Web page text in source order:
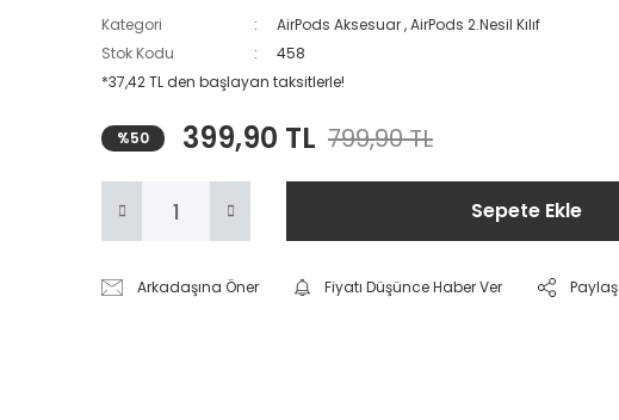
Kategori AirPods Aksesuar,AirPods 2.Nesil Kılıf
Stok Kodu
458
*37,42 TL den başlayan taksitlerle!
%50 399,90 TL 799,90 TL
Sepete Ekle
Arkadaşına Öner Fiyatı Düşünce Haber Ver Paylaş